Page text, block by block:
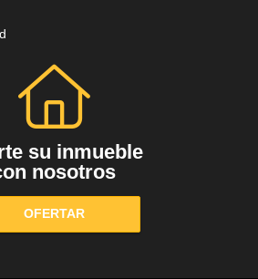
su inmueble
nosotros
OFERTAR